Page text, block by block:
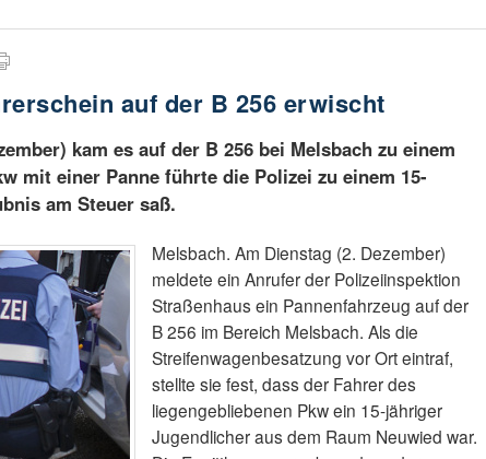
auf der B 256 erwischt
kam es auf der B 256 bei Melsbach zu einem
mit einer Panne führte die Polizei zu einem 15-
am Steuer saß.
Melsbach. Am Dienstag (2. Dezember)
meldete ein Anrufer der Polizeiinspektion
Straßenhaus ein Pannenfahrzeug auf der
B 256 im Bereich Melsbach. Als die
Streifenwagenbesatzung vor Ort eintraf,
stellte sie fest, dass der Fahrer des
liegengebliebenen Pkw ein 15-jähriger
Jugendlicher aus dem Raum Neuwied war.